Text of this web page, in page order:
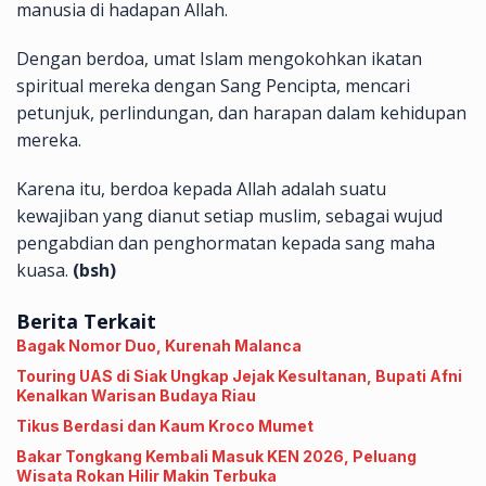
manusia di hadapan Allah.
Dengan berdoa, umat Islam mengokohkan ikatan
spiritual mereka dengan Sang Pencipta, mencari
petunjuk, perlindungan, dan harapan dalam kehidupan
mereka.
Karena itu, berdoa kepada Allah adalah suatu
kewajiban yang dianut setiap muslim, sebagai wujud
pengabdian dan penghormatan kepada sang maha
kuasa. (bsh)
Berita Terkait
Bagak Nomor Duo, ‎Kurenah Malanca
Touring UAS di Siak Ungkap Jejak Kesultanan, Bupati Afni
Kenalkan Warisan Budaya Riau
Tikus Berdasi dan Kaum Kroco Mumet
Bakar Tongkang Kembali Masuk KEN 2026, Peluang
Wisata Rokan Hilir Makin Terbuka